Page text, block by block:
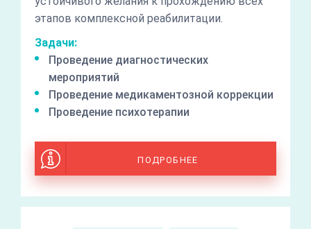
этапов комплексной реабилитации.
Задачи:
Проведение диагностических
мероприятий
Проведение медикаментозной коррекции
Проведение психотерапии
ПОДРОБНЕЕ